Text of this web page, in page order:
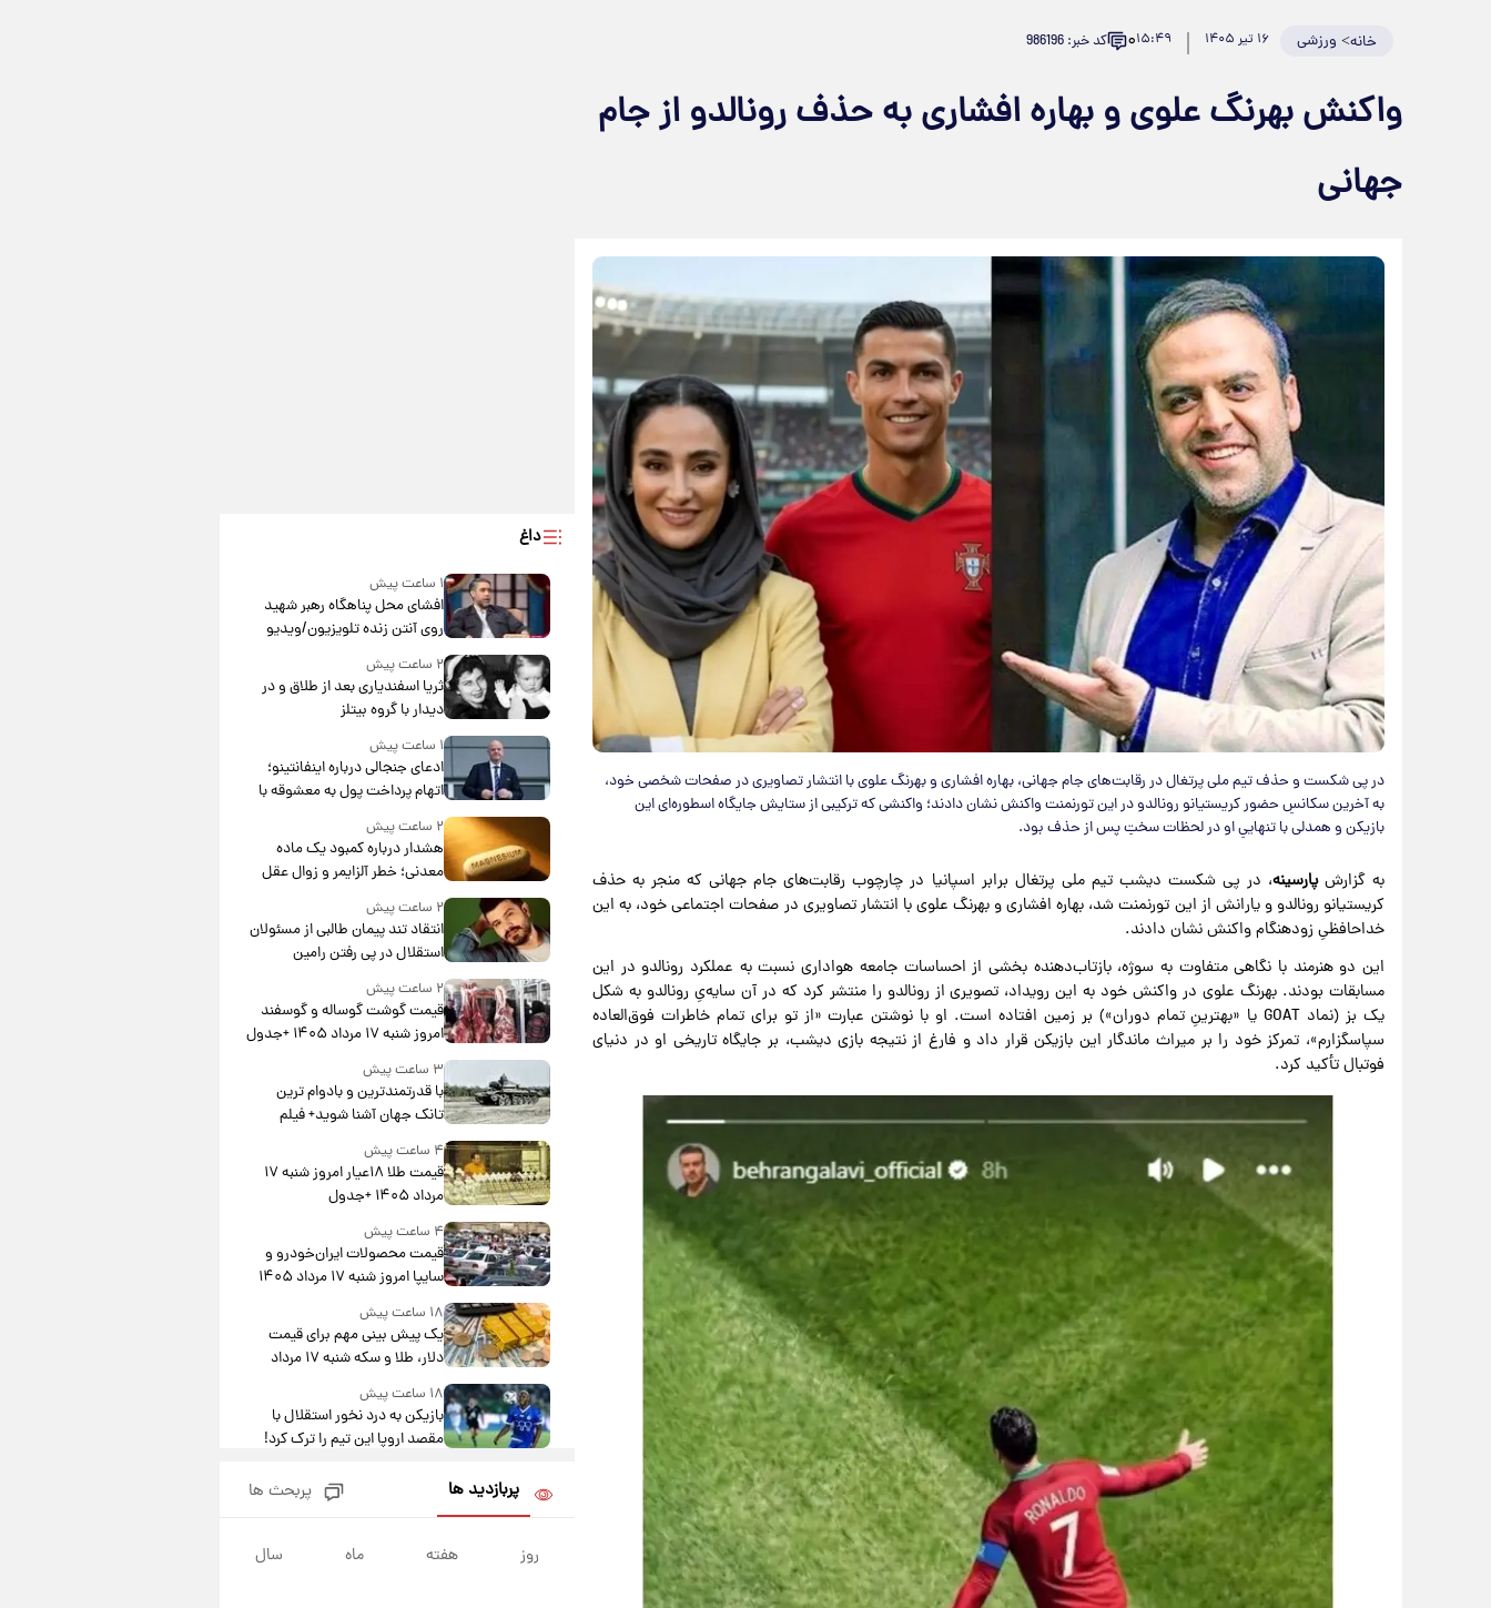
خانه> ورزشی ۱۶ تیر ۱۴۰۵ ۱۵:۴۹۰ کد خبر: 986196
واکنش بهرنگ علوی و بهاره افشاری به حذف رونالدو از جام
جهانی
در پی شکست و حذف تیم ملی پرتغال در رقابت‌های جام جهانی، بهاره افشاری و بهرنگ علوی با انتشار تصاویری در صفحات شخصی خود،
به آخرین سکانسِ حضور کریستیانو رونالدو در این تورنمنت واکنش نشان دادند؛ واکنشی که ترکیبی از ستایش جایگاه اسطوره‌ای این
بازیکن و همدلی با تنهاییِ او در لحظات سختِ پس از حذف بود.
به گزارشپارسینه، در پی شکست دیشب تیم ملی پرتغال برابر اسپانیا در چارچوب رقابت‌های جام جهانی که منجر به حذف
کریستیانو رونالدو و یارانش از این تورنمنت شد، بهاره افشاری و بهرنگ علوی با انتشار تصاویری در صفحات اجتماعی خود، به این
خداحافظیِ زودهنگام واکنش نشان دادند.
این دو هنرمند با نگاهی متفاوت به سوژه، بازتاب‌دهنده بخشی از احساسات جامعه هواداری نسبت به عملکرد رونالدو در این
مسابقات بودند. بهرنگ علوی در واکنش خود به این رویداد، تصویری از رونالدو را منتشر کرد که در آن سایه‌یِ رونالدو به شکل
یک بز (نماد GOAT یا «بهترینِ تمام دوران») بر زمین افتاده است. او با نوشتن عبارت «از تو برای تمام خاطرات فوق‌العاده
سپاسگزارم»، تمرکز خود را بر میراث ماندگار این بازیکن قرار داد و فارغ از نتیجه بازی دیشب، بر جایگاه تاریخی او در دنیای
فوتبال تأکید کرد.
داغ
۱ ساعت پیش
افشای محل پناهگاه‌ رهبر شهید
روی آنتن زنده تلویزیون/ویدیو
۲ ساعت پیش
ثریا اسفندیاری بعد از طلاق و در
دیدار با گروه بیتلز
۱ ساعت پیش
ادعای جنجالی درباره اینفانتینو؛
اتهام پرداخت پول به معشوقه با
۲ ساعت پیش
هشدار درباره کمبود یک ماده
معدنی؛ خطر آلزایمر و زوال عقل
۲ ساعت پیش
انتقاد تند پیمان طالبی از مسئولان
استقلال در پی رفتن رامین
۲ ساعت پیش
قیمت گوشت گوساله و گوسفند
امروز شنبه ۱۷ مرداد ۱۴۰۵ +جدول
۳ ساعت پیش
با قدرتمندترین و بادوام ترین
تانک جهان آشنا شوید+ فیلم
۴ ساعت پیش
قیمت طلا ۱۸عیار امروز شنبه ۱۷
مرداد ۱۴۰۵ +جدول
۴ ساعت پیش
قیمت محصولات ایران‌خودرو و
سایپا امروز شنبه ۱۷ مرداد ۱۴۰۵
۱۸ ساعت پیش
یک پیش ‌بینی مهم برای قیمت
دلار، طلا و سکه شنبه ۱۷ مرداد
۱۴۰۵
۱۸ ساعت پیش
بازیکن به درد نخور استقلال با
مقصد اروپا این تیم را ترک کرد!
تصاویر کمتر دیده‌شده از شهیدان
حاجی‌زاده و باقری؛ فرماندهان
شهید هوافضای ایران
۱ روز پیش
پربازدید ها پربحث ها
روز هفته ماه سال